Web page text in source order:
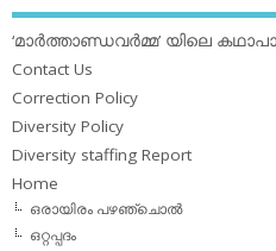
‘മാര്‍ത്താണ്ഡവര്‍മ്മ’ യിലെ
Contact Us
Correction Policy
Diversity Policy
Diversity staffing Report
Home
ഒരായിരം പഴഞ്ചൊല്‍
ഒറ്റപ്പദം